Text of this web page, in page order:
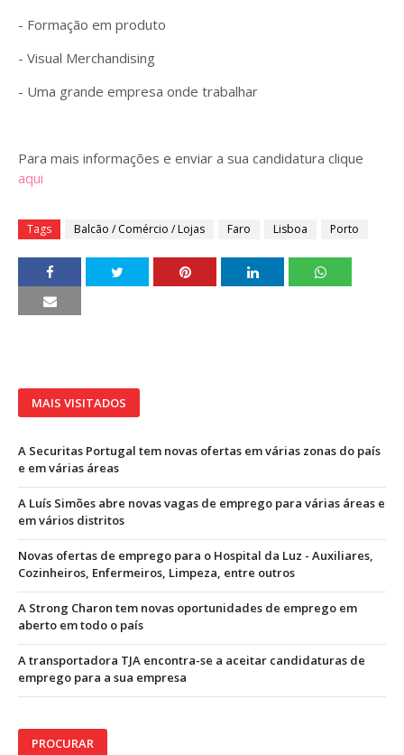
- Formação em produto
- Visual Merchandising
- Uma grande empresa onde trabalhar
Para mais informações e enviar a sua candidatura clique
aqui
Tags Balcão / Comércio / Lojas Faro Lisboa Porto
MAIS VISITADOS
A Securitas Portugal tem novas ofertas em várias zonas do país
e em várias áreas
A Luís Simões abre novas vagas de emprego para várias áreas e
em vários distritos
Novas ofertas de emprego para o Hospital da Luz - Auxiliares,
Cozinheiros, Enfermeiros, Limpeza, entre outros
A Strong Charon tem novas oportunidades de emprego em
aberto em todo o país
A transportadora TJA encontra-se a aceitar candidaturas de
emprego para a sua empresa
PROCURAR